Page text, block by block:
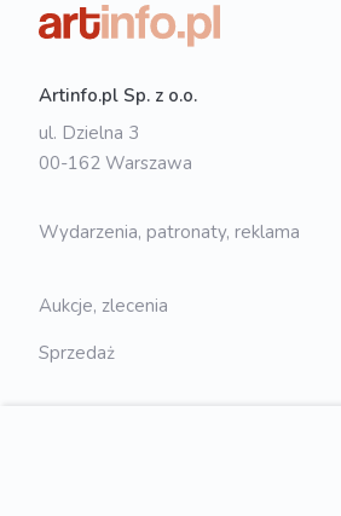
Artinfo.pl Sp. z o.o.
ul. Dzielna 3
00-162 Warszawa
Wydarzenia, patronaty, reklama
Aukcje, zlecenia
Sprzedaż